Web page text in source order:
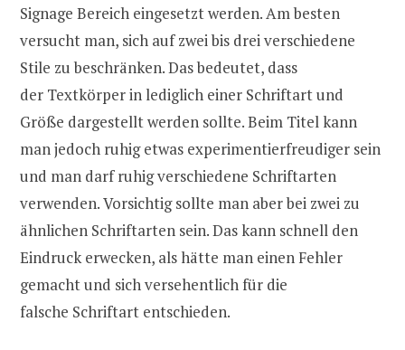
Signage Bereich eingesetzt werden. Am besten
versucht man, sich auf zwei bis drei verschiedene
Stile zu beschränken. Das bedeutet, dass
der Textkörper in lediglich einer Schriftart und
Größe dargestellt werden sollte. Beim Titel kann
man jedoch ruhig etwas experimentierfreudiger sein
und man darf ruhig verschiedene Schriftarten
verwenden. Vorsichtig sollte man aber bei zwei zu
ähnlichen Schriftarten sein. Das kann schnell den
Eindruck erwecken, als hätte man einen Fehler
gemacht und sich versehentlich für die
falsche Schriftart entschieden.